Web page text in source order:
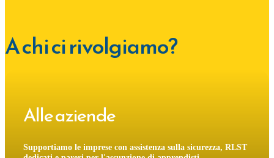
A chi ci rivolgiamo?
Alle aziende
Supportiamo le imprese con assistenza sulla sicurezza, RLST